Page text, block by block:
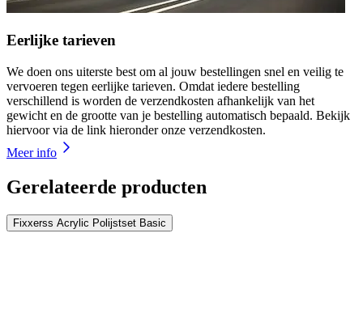
Eerlijke tarieven
We doen ons uiterste best om al jouw bestellingen snel en veilig te
vervoeren tegen eerlijke tarieven. Omdat iedere bestelling
verschillend is worden de verzendkosten afhankelijk van het
gewicht en de grootte van je bestelling automatisch bepaald. Bekijk
hiervoor via de link hieronder onze verzendkosten.
Meer info
Gerelateerde producten
Fixxerss Acrylic Polijstset Basic